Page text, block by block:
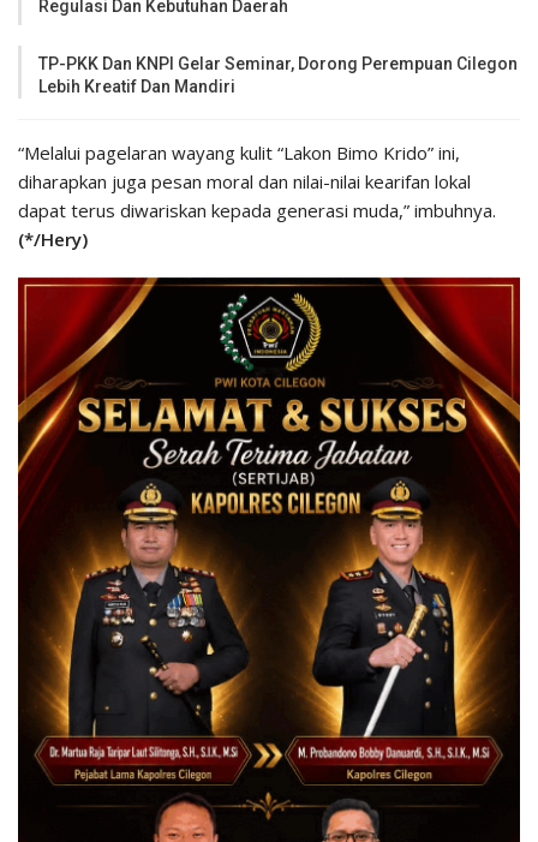
Regulasi Dan Kebutuhan Daerah
TP-PKK Dan KNPI Gelar Seminar, Dorong Perempuan Cilegon
Lebih Kreatif Dan Mandiri
“Melalui pagelaran wayang kulit “Lakon Bimo Krido” ini,
diharapkan juga pesan moral dan nilai-nilai kearifan lokal
dapat terus diwariskan kepada generasi muda,” imbuhnya.
(*/Hery)